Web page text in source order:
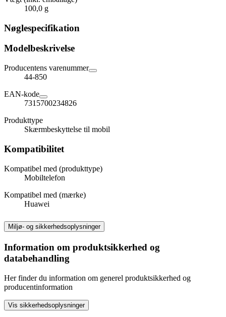
100,0 g
Nøglespecifikation
Modelbeskrivelse
Producentens varenummer
44-850
EAN-kode
7315700234826
Produkttype
Skærmbeskyttelse til mobil
Kompatibilitet
Kompatibel med (produkttype)
Mobiltelefon
Kompatibel med (mærke)
Huawei
Miljø- og sikkerhedsoplysninger
Information om produktsikkerhed og
databehandling
Her finder du information om generel produktsikkerhed og
producentinformation
Vis sikkerhedsoplysninger